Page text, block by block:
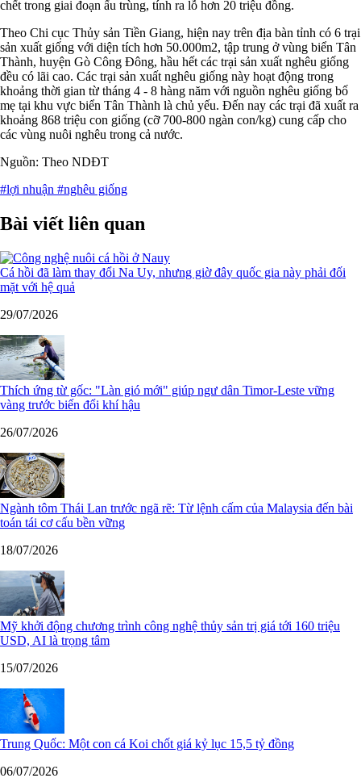
chết trong giai đoạn ấu trùng, tính ra lỗ hơn 20 triệu đồng.
Theo Chi cục Thủy sản Tiền Giang, hiện nay trên địa bàn tỉnh có 6 trại
sản xuất giống với diện tích hơn 50.000m2, tập trung ở vùng biển Tân
Thành, huyện Gò Công Đông, hầu hết các trại sản xuất nghêu giống
đều có lãi cao. Các trại sản xuất nghêu giống này hoạt động trong
khoảng thời gian từ tháng 4 - 8 hàng năm với nguồn nghêu giống bố
mẹ tại khu vực biển Tân Thành là chủ yếu. Đến nay các trại đã xuất ra
khoảng 868 triệu con giống (cỡ 700-800 ngàn con/kg) cung cấp cho
các vùng nuôi nghêu trong cả nước.
Nguồn: Theo NDĐT
#lợi nhuận #nghêu giống
Bài viết liên quan
Cá hồi đã làm thay đổi Na Uy, nhưng giờ đây quốc gia này phải đối
mặt với hệ quả
29/07/2026
Thích ứng từ gốc: "Làn gió mới" giúp ngư dân Timor-Leste vững
vàng trước biến đổi khí hậu
26/07/2026
Ngành tôm Thái Lan trước ngã rẽ: Từ lệnh cấm của Malaysia đến bài
toán tái cơ cấu bền vững
18/07/2026
Mỹ khởi động chương trình công nghệ thủy sản trị giá tới 160 triệu
USD, AI là trọng tâm
15/07/2026
Trung Quốc: Một con cá Koi chốt giá kỷ lục 15,5 tỷ đồng
06/07/2026